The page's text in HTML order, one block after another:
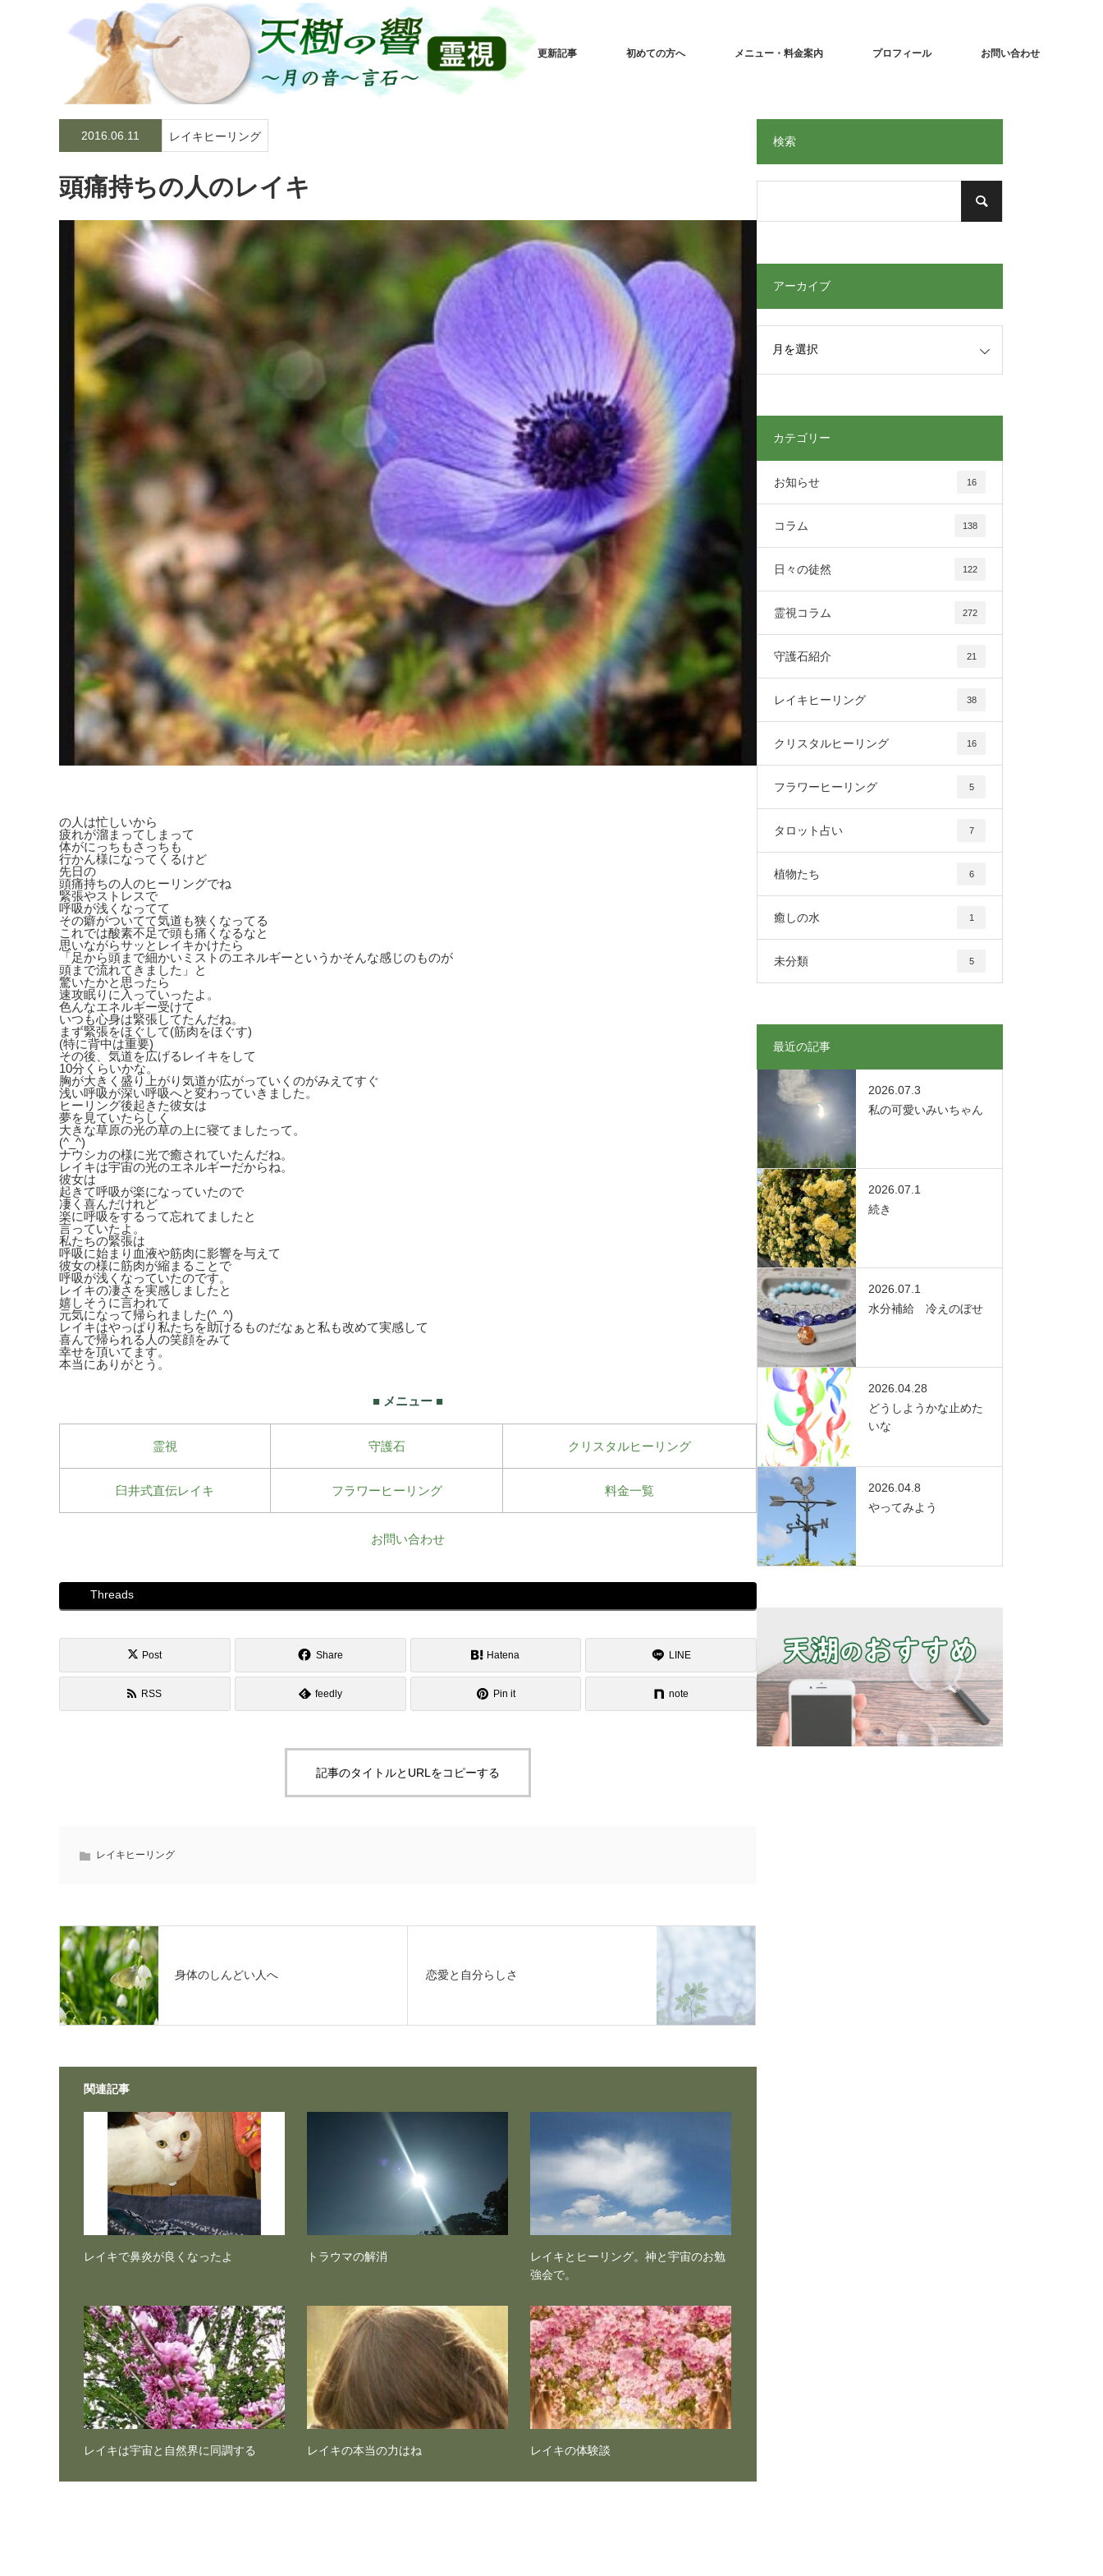
更新記事 初めての方へ メニュー・料金案内 プロフィール お問い合わせ
2016.06.11 レイキヒーリング
頭痛持ちの人のレイキ
の人は忙しいから
疲れが溜まってしまって
体がにっちもさっちも
行かん様になってくるけど
先日の
頭痛持ちの人のヒーリングでね
緊張やストレスで
呼吸が浅くなってて
その癖がついてて気道も狭くなってる
これでは酸素不足で頭も痛くなるなと
思いながらサッとレイキかけたら
「足から頭まで細かいミストのエネルギーというかそんな感じのものが
頭まで流れてきました」と
驚いたかと思ったら
速攻眠りに入っていったよ。
色んなエネルギー受けて
いつも心身は緊張してたんだね。
まず緊張をほぐして(筋肉をほぐす)
(特に背中は重要)
その後、気道を広げるレイキをして
10分くらいかな。
胸が大きく盛り上がり気道が広がっていくのがみえてすぐ
浅い呼吸が深い呼吸へと変わっていきました。
ヒーリング後起きた彼女は
夢を見ていたらしく
大きな草原の光の草の上に寝てましたって。
(^_^)
ナウシカの様に光で癒されていたんだね。
レイキは宇宙の光のエネルギーだからね。
彼女は
起きて呼吸が楽になっていたので
凄く喜んだけれど
楽に呼吸をするって忘れてましたと
言っていたよ。
私たちの緊張は
呼吸に始まり血液や筋肉に影響を与えて
彼女の様に筋肉が縮まることで
呼吸が浅くなっていたのです。
レイキの凄さを実感しましたと
嬉しそうに言われて
元気になって帰られました(^_^)
レイキはやっぱり私たちを助けるものだなぁと私も改めて実感して
喜んで帰られる人の笑顔をみて
幸せを頂いてます。
本当にありがとう。
■ メニュー ■
霊視 守護石 クリスタルヒーリング
臼井式直伝レイキ フラワーヒーリング 料金一覧
お問い合わせ
Threads
Post Share Hatena LINE
RSS feedly Pin it note
記事のタイトルとURLをコピーする
レイキヒーリング
身体のしんどい人へ 恋愛と自分らしさ
関連記事
レイキで鼻炎が良くなったよ トラウマの解消
レイキとヒーリング。神と宇宙のお勉
強会で。
レイキは宇宙と自然界に同調する レイキの本当の力はね レイキの体験談
検索
アーカイブ
カテゴリー
お知らせ 16
コラム 138
日々の徒然 122
霊視コラム 272
守護石紹介 21
レイキヒーリング 38
クリスタルヒーリング 16
フラワーヒーリング 5
タロット占い 7
植物たち 6
癒しの水 1
未分類 5
最近の記事
2026.07.3
私の可愛いみいちゃん
2026.07.1
続き
2026.07.1
水分補給 冷えのぼせ
2026.04.28
どうしようかな止めた
いな
2026.04.8
やってみよう